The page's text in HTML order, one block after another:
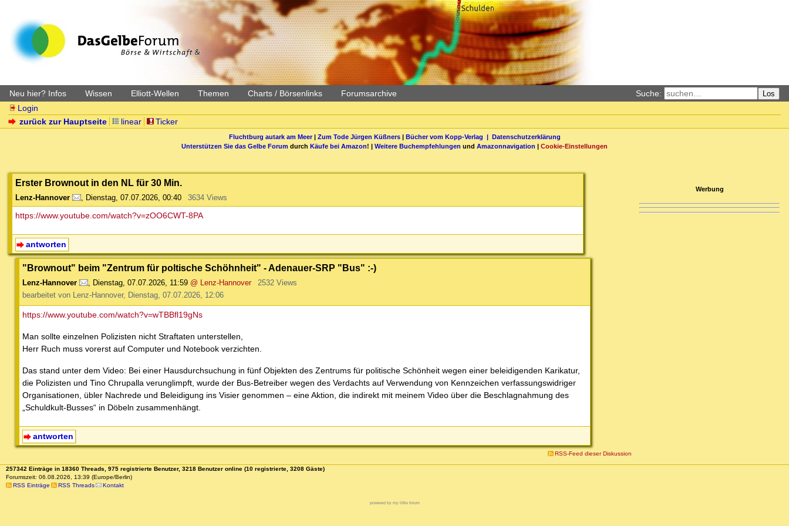
Neu hier? Infos Wissen Elliott-Wellen Themen Charts / Börsenlinks Forumsarchive Suche: Los
Login
zurück zur Hauptseite
linear Ticker
Fluchtburg autark am Meer| Zum Tode Jürgen Küßners| Bücher vom Kopp-Verlag | Datenschutzerklärung
Unterstützen Sie das Gelbe Forum durch Käufe bei Amazon! | Weitere Buchempfehlungen und Amazonnavigation | Cookie-Einstellungen
Erster Brownout in den NL für 30 Min.
Lenz-Hannover , Dienstag, 07.07.2026, 00:40 3634 Views
https://www.youtube.com/watch?v=zOO6CWT-8PA
antworten
"Brownout" beim "Zentrum für poltische Schöhnheit" - Adenauer-SRP "Bus" :-)
Lenz-Hannover , Dienstag, 07.07.2026, 11:59 @ Lenz-Hannover
2532 Views
bearbeitet von Lenz-Hannover, Dienstag, 07.07.2026, 12:06
https://www.youtube.com/watch?v=wTBBfl19gNs
Man sollte einzelnen Polizisten nicht Straftaten unterstellen,
Herr Ruch muss vorerst auf Computer und Notebook verzichten.
Das stand unter dem Video: Bei einer Hausdurchsuchung in fünf Objekten des Zentrums für politische Schönheit wegen einer beleidigenden Karikatur,
die Polizisten und Tino Chrupalla verunglimpft, wurde der Bus-Betreiber wegen des Verdachts auf Verwendung von Kennzeichen verfassungswidriger
Organisationen, übler Nachrede und Beleidigung ins Visier genommen – eine Aktion, die indirekt mit meinem Video über die Beschlagnahmung des
„Schuldkult-Busses“ in Döbeln zusammenhängt.
antworten
RSS-Feed dieser Diskussion
Werbung
257342 Einträge in 18360 Threads, 975 registrierte Benutzer, 3218 Benutzer online (10 registrierte, 3208 Gäste)
Forumszeit: 06.08.2026, 13:39 (Europe/Berlin)
RSS Einträge
RSS Threads Kontakt
powered by my little forum